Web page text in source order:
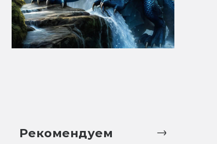
Рекомендуем